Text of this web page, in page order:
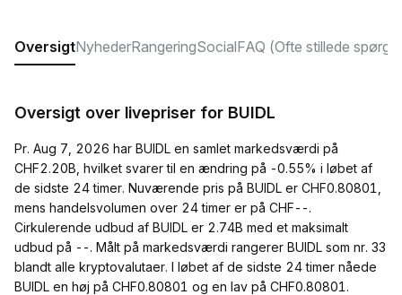
OversigtNyhederRangeringSocialFAQ (Ofte stillede
Oversigt over livepriser for BUIDL
Pr. Aug 7, 2026 har BUIDL en samlet markedsværdi på
CHF2.20B, hvilket svarer til en ændring på -0.55% i løbet af
de sidste 24 timer. Nuværende pris på BUIDL er CHF0.80801,
mens handelsvolumen over 24 timer er på CHF--.
Cirkulerende udbud af BUIDL er 2.74B med et maksimalt
udbud på --. Målt på markedsværdi rangerer BUIDL som nr. 33
blandt alle kryptovalutaer. I løbet af de sidste 24 timer nåede
BUIDL en høj på CHF0.80801 og en lav på CHF0.80801.